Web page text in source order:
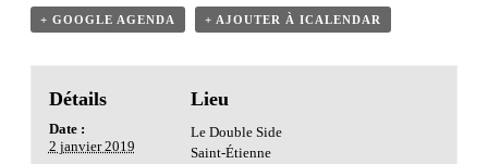
+ GOOGLE AGENDA + AJOUTER À ICALENDAR
Détails
Date :
2 janvier 2019
Lieu
Le Double Side
Saint-Étienne